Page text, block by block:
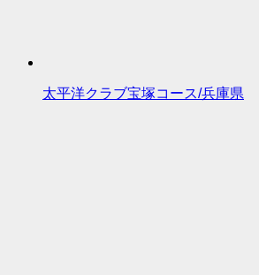
太平洋クラブ宝塚コース/兵庫県